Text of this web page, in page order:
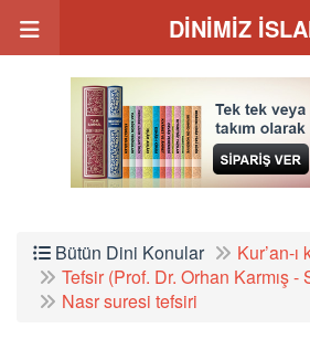
DİNİMİZ
Bütün Dini Konular
Kur’an-ı
Tefsir (Prof. Dr. Orhan Karmış -
Nasr suresi tefsiri